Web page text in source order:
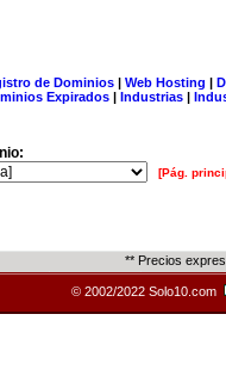
de Dominios| Web Hosting |
Expirados | Industrias |
[Pág.
** Precios
© 2002/2022 Solo10.com